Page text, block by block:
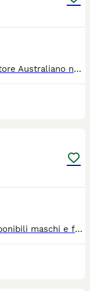
Disponibile splendida cucciolata di Pastore Australiano nata da un accoppiamento accuratamente selezionato per morfologia, salute e soprattutto per carattere docile, equilibrato e socievole. I genitori vivono in ambiente domestico, sono cani stabili, collaborativi e adatti sia alla famiglia che alle attività sportive, la mamma pratica Agility. Sono lastrati ufficialmente e testati geneticamente per tutte le principali patologie di razza, per garantire cuccioli sani e tipici. Composizione della cucciolata: 2 maschi: 1 nero tricolore e 1 blue merle 4 femmine: 3 blue merle e 1 nero tricolore Tutti con coda lunga. I cuccioli crescono in ambiente familiare, seguiti quotidianamente con amore e attenzione. Essendo anche addestratore cinofilo, dedico particolare attenzione allo sviluppo comportamentale, e alle prime basi educative, così da consegnare cuccioli sereni, curiosi e ben predisposti all’apprendimento. Saranno ceduti a 75 giorni con: -Microchip -Pedigree ENCI -Vaccinazioni -Sverminazioni -Visita oculistica ufficiale -Libretto sanitario -Prime basi di educazione e corretta socializzazione. -Contratto. Cerco famiglie responsabili e consapevoli, disposte a garantire amore, tempo e rispetto per tutta la vita del cane. Resto disponibile anche dopo la cessione per consigli e supporto. Per informazioni sul prezzo, sulla cucciolata e sui genitori, contattemi telefonicamante, se mi scrivete in chat vi chiederò comunque di contattarmi telefonicamente! Invierò eventuali foto e video dopo colloquio telefonico conoscitivo! È possibile venire a conoscerli previo appuntamento da concordare post colloquio conoscitivo! Grazie.
Vendo cuccioli australian shepherd disponibili maschi e femmine Blacktricolor(700)BLEUMERLE (1000) Cuccioli nati il 29 giugno, presentabili per consegna fine agosto visibili con padre e madre. Verranno consegnati muniti di regolare libretto sanitario, 3 vaccini e pedigree ENCI..per qualsiasi informazione contattare preferibilmente WhatsApp